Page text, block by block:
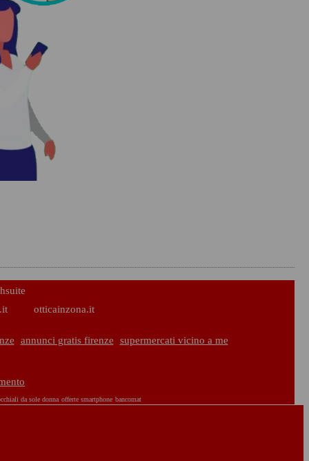
otticainzona.it
annunci gratis firenze
supermercati vicino a me
da sole donna offerte smartphone bancomat